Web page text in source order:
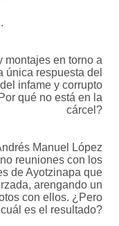
montajes en torno a
única respuesta del
infame y corrupto
qué no está en la
cárcel?
Manuel López
reuniones con los
de Ayotzinapa que
arengando un
con ellos. ¿Pero
cuál es el resultado?